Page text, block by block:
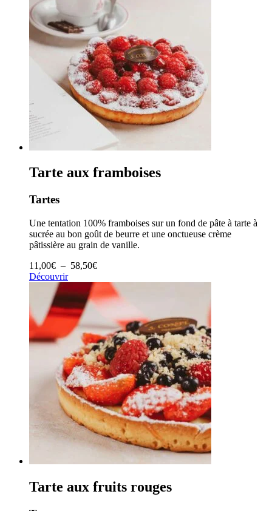
57,50€
Tarte aux framboises
Tartes
Une tentation 100% framboises sur un fond de pâte à tarte à
sucrée au bon goût de beurre et une onctueuse crème
pâtissière au grain de vanille.
11,00€ – 58,50€Plage
prix :
11,00€
à
58,50€
Découvrir
Tarte aux fruits rouges